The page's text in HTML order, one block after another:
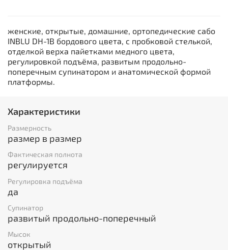
женские, открытые, домашние, ортопедические сабо
INBLU DH-1B бордового цвета, с пробковой стелькой,
отделкой верха пайетками медного цвета,
регулировкой подъёма, развитым продольно-
поперечным супинатором и анатомической формой
платформы.
Характеристики
Размерность
размер в размер
Фактическая полнота
регулируется
Регулировка подъёма
да
Супинатор
развитый продольно-поперечный
Мысок
открытый